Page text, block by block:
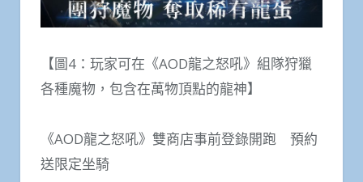
【圖4：玩家可在《AOD龍之怒吼》組隊狩獵
各種魔物，包含在萬物頂點的龍神】
《AOD龍之怒吼》雙商店事前登錄開跑 預約
送限定坐騎